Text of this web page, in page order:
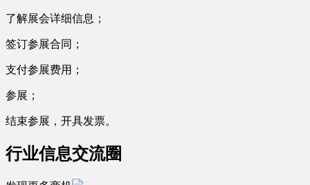
了解展会详细信息；
签订参展合同；
支付参展费用；
参展；
结束参展，开具发票。
行业信息交流圈